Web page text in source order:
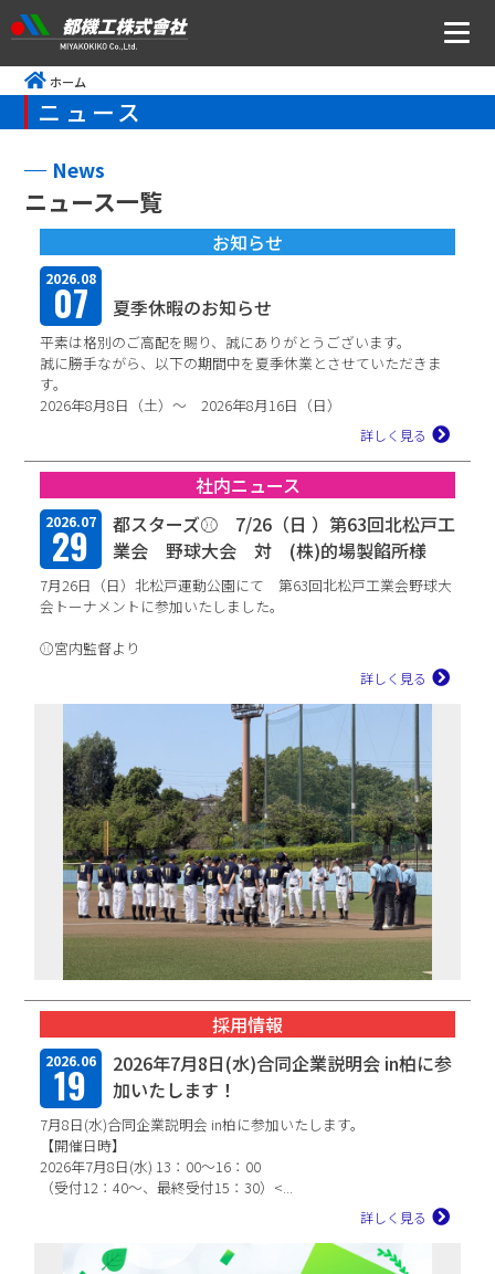
ニュース
トップメッセージ・社是・経営理念
会社概要
沿革
事業所アクセス
CSR・ISOの取り組みについて
事業内容
TFPについて
取扱商品・メーカー
採用情報
会社を知る
人と仕事を知る
社風を知る
制度を知る
新卒エントリー
中途エントリー
お問い合わせ
ホーム
ニュース
News
ニュース一覧
お知らせ
2026.08
07 夏季休暇のお知らせ
平素は格別のご高配を賜り、誠にありがとうございます。
誠に勝手ながら、以下の期間中を夏季休業とさせていただきま
す。
2026年8月8日（土）～ 2026年8月16日（日）
詳しく見る
社内ニュース
2026.07
29
都スターズ⚾ 7/26（日 ）第63回北松戸工
業会 野球大会 対 (株)的場製餡所様
7月26日（日）北松戸運動公園にて 第63回北松戸工業会野球大
会トーナメントに参加いたしました。
⚾宮内監督より
「松戸市民球場で行われた北松戸工業の野球大会。初戦は12-4の
詳しく見る
採用情報
2026.06
19
2026年7月8日(水)合同企業説明会 in柏に参
加いたします！
7月8日(水)合同企業説明会 in柏に参加いたします。
【開催日時】
2026年7月8日(水) 13：00～16：00
（受付12：40～、最終受付15：30）<...
詳しく見る